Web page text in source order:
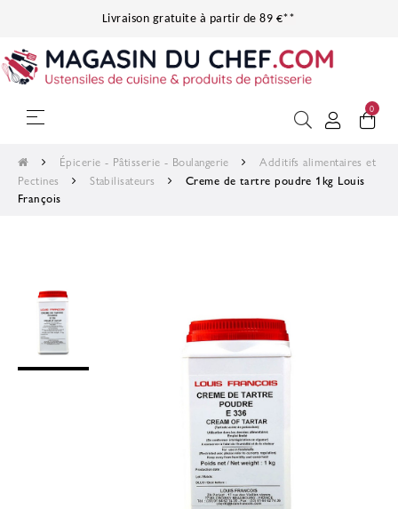
Livraison gratuite à partir de 89 €**
Basculer la navigation
☰ 0
Épicerie - Pâtisserie - Boulangerie
Additifs alimentaires et
Pectines
Stabilisateurs
Creme de tartre poudre 1kg Louis
François